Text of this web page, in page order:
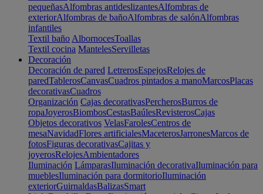
pequeñasAlfombras antideslizantesAlfombras de
exteriorAlfombras de bañoAlfombras de salónAlfombras
infantiles
Textil baño AlbornocesToallas
Textil cocina MantelesServilletas
Decoración
Decoración de pared LetrerosEspejosRelojes de
paredTablerosCanvasCuadros pintados a manoMarcosPlacas
decorativasCuadros
Organización Cajas decorativasPercherosBurros de
ropaJoyerosBiombosCestasBaúlesRevisterosCajas
Objetos decorativos VelasFarolesCentros de
mesaNavidadFlores artificialesMaceterosJarronesMarcos de
fotosFiguras decorativasCajitas y
joyerosRelojesAmbientadores
Iluminación LámparasIluminación decorativaIluminación para
mueblesIluminación para dormitorioIluminación
exteriorGuirnaldasBalizasSmart